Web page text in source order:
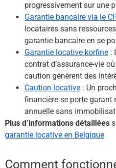
progressivement sur une
Garantie bancaire via le
locataires sans
garantie bancaire en se
Garantie locative korfine :
contrat d’assurance-vie
caution génèrent des
Caution locative : Un
financière se porte garant
annuelle sans
Plus d’informations détaillées
garantie locative en Belgique
Comment